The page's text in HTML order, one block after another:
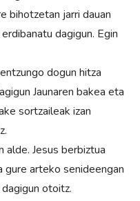
bihotzetan jarri dauan
dagigun. Egin
dogun hitza
Jaunaren bakea eta
sortzaileak izan
Jesus berbiztua
arteko senideengan
otoitz.